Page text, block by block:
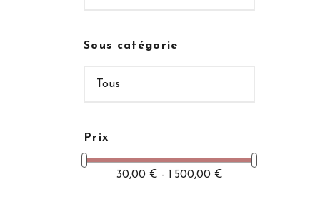
Sous catégorie
Prix
30,00 € - 1 500,00 €